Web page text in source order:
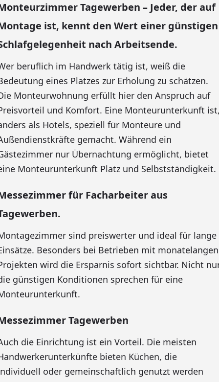
Tagewerben – Jeder, der auf
ist, kennt den Wert einer günstigen
nach Arbeitsende.
beruflich im Handwerk tätig ist, weiß die
eines Platzes zur Erholung zu schätzen.
Monteurwohnung erfüllt hier den Anspruch auf
und Komfort. Eine Monteurunterkunft
als Hotels, speziell für Monteure und
gemacht. Während ein
nur Übernachtung ermöglicht, bietet
Monteurunterkunft Platz und Selbstständigkeit.
für Facharbeiter aus
sind preiswerter und ideal für lange
Besonders bei Betrieben mit monatelangen
wird die Ersparnis sofort sichtbar. Nicht
günstigen Konditionen sprechen für eine
Tagewerben
die Einrichtung ist ein Vorteil. Die meisten
bieten Küchen, die
oder gemeinschaftlich genutzt werden